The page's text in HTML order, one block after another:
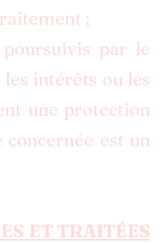
;
par le
intérêts ou les
une protection
est un
ET TRAITÉES